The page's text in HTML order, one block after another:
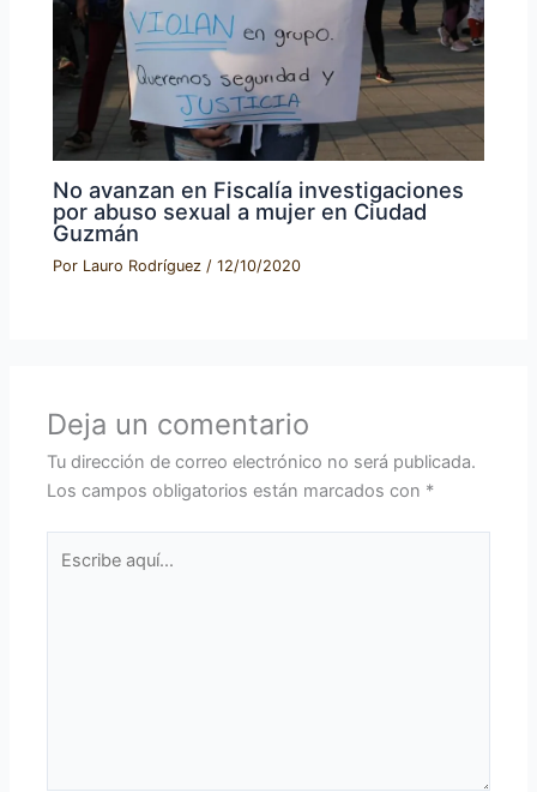
No avanzan en Fiscalía investigaciones
por abuso sexual a mujer en Ciudad
Guzmán
Por Lauro Rodríguez /12/10/2020
Deja un comentario
Tu dirección de correo electrónico no será publicada.
Los campos obligatorios están marcados con *
aquí...